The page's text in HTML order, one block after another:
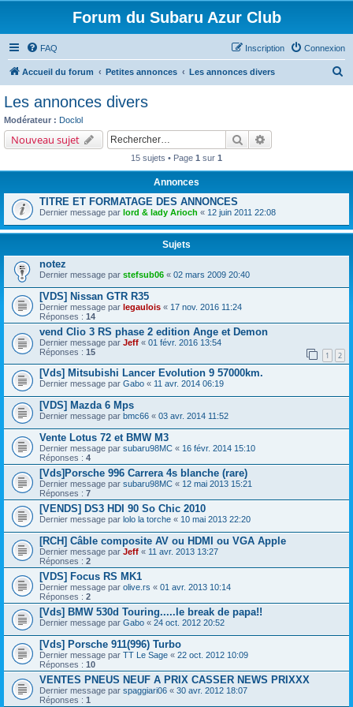
Forum du Subaru Azur Club
FAQ Connexion
Inscription
Accueil du forum Petites annonces Les annonces divers
Les annonces divers
Modérateur : Doclol
Nouveau sujet Rechercher
15 sujets • Page 1 sur 1
Annonces
TITRE ET FORMATAGE DES ANNONCES
Dernier message par lord & lady Arioch « 12 juin 2011 22:08
Sujets
notez
Dernier message par stefsub06 « 02 mars 2009 20:40
[VDS] Nissan GTR R35
Dernier message par legaulois « 17 nov. 2016 11:24
Réponses : 14
vend Clio 3 RS phase 2 edition Ange et Demon
Dernier message par Jeff « 01 févr. 2016 13:54
Réponses : 15 1 2
[Vds] Mitsubishi Lancer Evolution 9 57000km.
Dernier message par Gabo « 11 avr. 2014 06:19
[VDS] Mazda 6 Mps
Dernier message par bmc66 « 03 avr. 2014 11:52
Vente Lotus 72 et BMW M3
Dernier message par subaru98MC « 16 févr. 2014 15:10
Réponses : 4
[Vds]Porsche 996 Carrera 4s blanche (rare)
Dernier message par subaru98MC « 12 mai 2013 15:21
Réponses : 7
[VENDS] DS3 HDI 90 So Chic 2010
Dernier message par lolo la torche « 10 mai 2013 22:20
[RCH] Câble composite AV ou HDMI ou VGA Apple
Dernier message par Jeff « 11 avr. 2013 13:27
Réponses : 2
[VDS] Focus RS MK1
Dernier message par olive.rs « 01 avr. 2013 10:14
Réponses : 2
[Vds] BMW 530d Touring.....le break de papa!!
Dernier message par Gabo « 24 oct. 2012 20:52
[Vds] Porsche 911(996) Turbo
Dernier message par TT Le Sage « 22 oct. 2012 10:09
Réponses : 10
VENTES PNEUS NEUF A PRIX CASSER NEWS PRIXXX
Dernier message par spaggiari06 « 30 avr. 2012 18:07
Réponses : 1